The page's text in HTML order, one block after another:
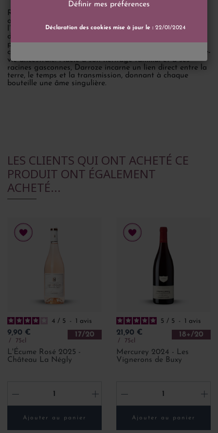
Reconnue à l’international, la Maison Darroze exporte
aujourd’hui dans de nombreux pays et fait rayonner
l’Armagnac sur les plus grandes tables du monde. Elle se
distingue également par une gamme innovante et
pédagogique, permettant aussi bien aux novices qu’aux
connaisseurs d’explorer l’univers complexe de cette eau-de-
vie ancestrale. Fidèle à son héritage familial et à ses
racines gasconnes, Darroze incarne un lien direct entre la
terre, le temps et la transmission, donnant à chaque
bouteille une âme singulière.
LES CLIENTS QUI ONT ACHETÉ CE
PRODUIT ONT ÉGALEMENT
ACHETÉ...
4 / 5 - 1 avis
Prix
9,90 €
75cl
17/20
L'Écume Rosé 2025 -
Château La Négly
- +
Ajouter au panier
5 / 5 - 1 avis
Prix
21,90 €
75cl
18+/20
Mercurey 2024 - Les
Vignerons de Buxy
- +
Ajouter au panier
Définir mes préférences
Déclaration des cookies mise à jour le :22/01/2024